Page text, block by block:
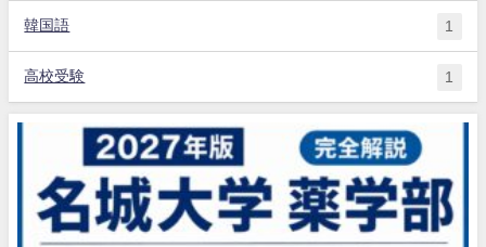
韓国語 1
高校受験 1